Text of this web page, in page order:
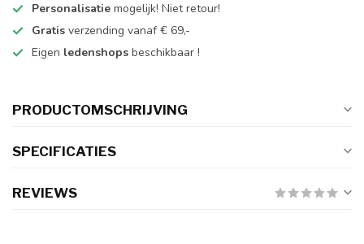
Personalisatie mogelijk! Niet retour!
Gratis verzending vanaf € 69,-
Eigen ledenshops beschikbaar !
PRODUCTOMSCHRIJVING
SPECIFICATIES
REVIEWS